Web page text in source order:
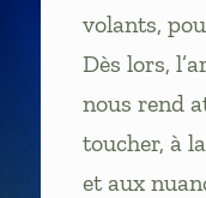
volants,
Dès lors,
nous rend
toucher, à
et aux